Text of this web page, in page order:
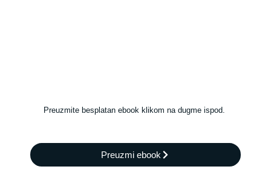
Preuzmite besplatan ebook klikom na dugme ispod.
Preuzmi ebook